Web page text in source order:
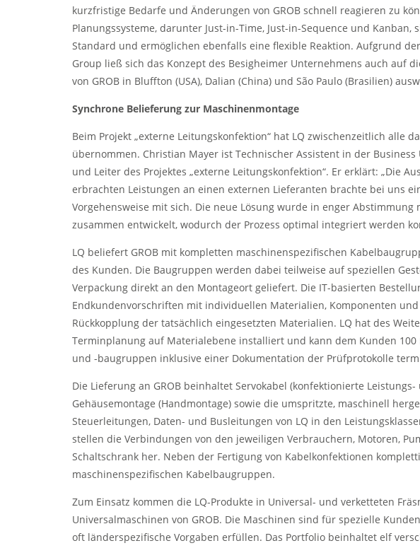
kurzfristige Bedarfe und Änderungen von GROB schnell reagieren zu
Planungssysteme, darunter Just-in-Time, Just-in-Sequence und
Standard und ermöglichen ebenfalls eine flexible Reaktion. Aufgrund
Group ließ sich das Konzept des Besigheimer Unternehmens auch auf
von GROB in Bluffton (USA), Dalian (China) und São Paulo (Brasilien)
Synchrone Belieferung zur Maschinenmontage
Beim Projekt „externe Leitungskonfektion“ hat LQ zwischenzeitlich alle
übernommen. Christian Mayer ist Technischer Assistent in der Business
und Leiter des Projektes „externe Leitungskonfektion“. Er erklärt: „Die
erbrachten Leistungen an einen externen Lieferanten brachte bei uns
Vorgehensweise mit sich. Die neue Lösung wurde in enger
zusammen entwickelt, wodurch der Prozess optimal integriert werden
LQ beliefert GROB mit kompletten maschinenspezifischen
des Kunden. Die Baugruppen werden dabei teilweise auf speziellen
Verpackung direkt an den Montageort geliefert. Die IT-basierten
Endkundenvorschriften mit individuellen Materialien, Komponenten
Rückkopplung der tatsächlich eingesetzten Materialien. LQ hat des
Terminplanung auf Materialebene installiert und kann dem Kunden
und -baugruppen inklusive einer Dokumentation der Prüfprotokolle
Die Lieferung an GROB beinhaltet Servokabel (konfektionierte
Gehäusemontage (Handmontage) sowie die umspritzte, maschinell
Steuerleitungen, Daten- und Busleitungen von LQ in den
stellen die Verbindungen von den jeweiligen Verbrauchern, Motoren,
Schaltschrank her. Neben der Fertigung von Kabelkonfektionen
maschinenspezifischen Kabelbaugruppen.
Zum Einsatz kommen die LQ-Produkte in Universal- und verketteten
Universalmaschinen von GROB. Die Maschinen sind für spezielle
oft länderspezifische Vorgaben erfüllen. Das Portfolio beinhaltet elf